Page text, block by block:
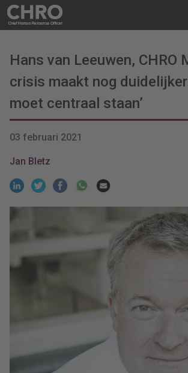
Hans van Leeuwen, CHRO
crisis maakt nog
moet centraal staan’
03 februari 2021
Jan Bletz